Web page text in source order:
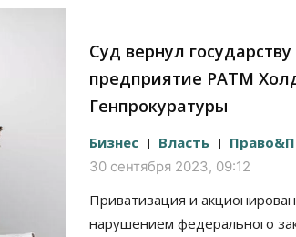
Суд вернул государству
предприятие РАТМ
Генпрокуратуры
Бизнес Власть
30 сентября 2023, 09:12
Приватизация и
нарушением федерального